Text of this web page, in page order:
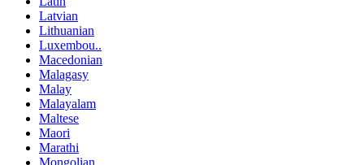
Latvian
Lithuanian
Luxembou..
Macedonian
Malagasy
Malay
Malayalam
Maltese
Maori
Marathi
Mongolian